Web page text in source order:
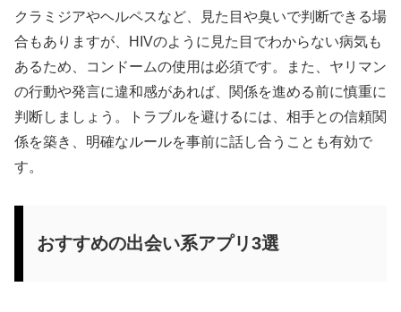
クラミジアやヘルペスなど、見た目や臭いで判断できる場
合もありますが、HIVのように見た目でわからない病気も
あるため、コンドームの使用は必須です。また、ヤリマン
の行動や発言に違和感があれば、関係を進める前に慎重に
判断しましょう。トラブルを避けるには、相手との信頼関
係を築き、明確なルールを事前に話し合うことも有効で
す。
おすすめの出会い系アプリ3選